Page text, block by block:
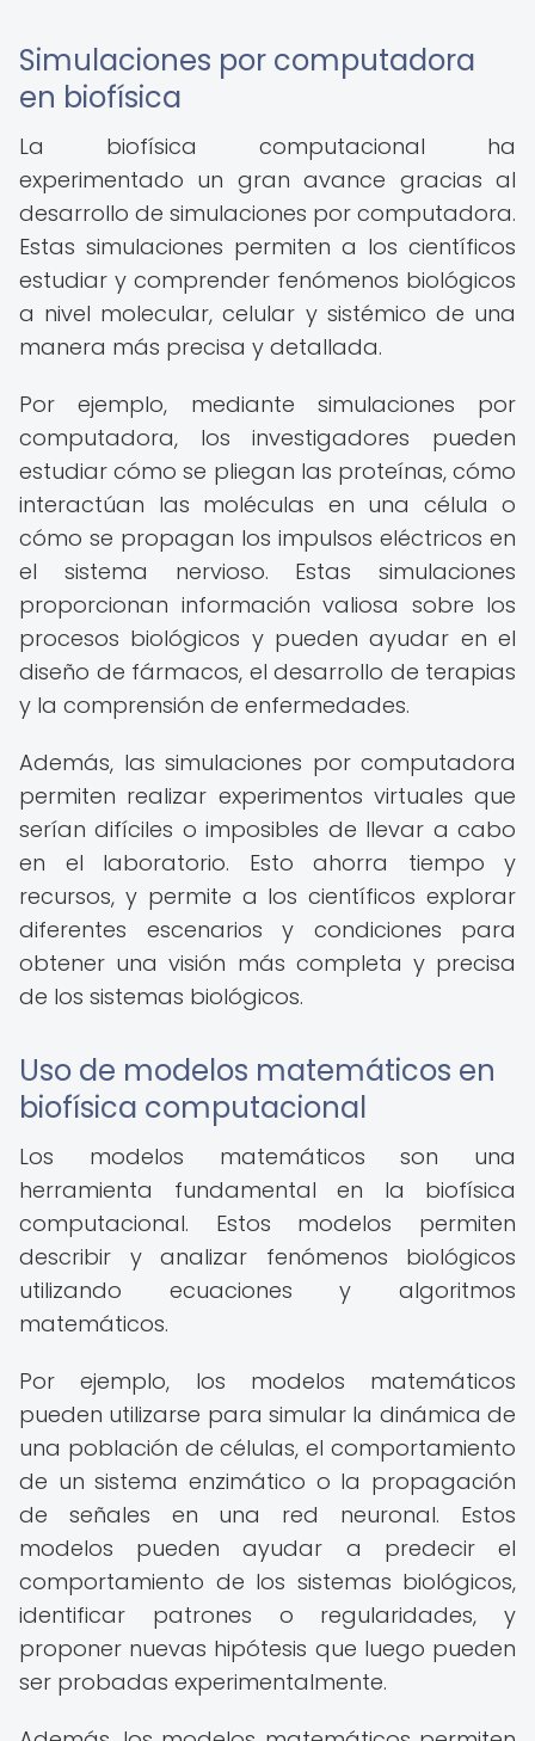
Simulaciones por computadora
en biofísica
La biofísica computacional ha
experimentado un gran avance gracias al
desarrollo de simulaciones por computadora.
Estas simulaciones permiten a los científicos
estudiar y comprender fenómenos biológicos
a nivel molecular, celular y sistémico de una
manera más precisa y detallada.
Por ejemplo, mediante simulaciones por
computadora, los investigadores pueden
estudiar cómo se pliegan las proteínas, cómo
interactúan las moléculas en una célula o
cómo se propagan los impulsos eléctricos en
el sistema nervioso. Estas simulaciones
proporcionan información valiosa sobre los
procesos biológicos y pueden ayudar en el
diseño de fármacos, el desarrollo de terapias
y la comprensión de enfermedades.
Además, las simulaciones por computadora
permiten realizar experimentos virtuales que
serían difíciles o imposibles de llevar a cabo
en el laboratorio. Esto ahorra tiempo y
recursos, y permite a los científicos explorar
diferentes escenarios y condiciones para
obtener una visión más completa y precisa
de los sistemas biológicos.
Uso de modelos matemáticos en
biofísica computacional
Los modelos matemáticos son una
herramienta fundamental en la biofísica
computacional. Estos modelos permiten
describir y analizar fenómenos biológicos
utilizando ecuaciones y algoritmos
matemáticos.
Por ejemplo, los modelos matemáticos
pueden utilizarse para simular la dinámica de
una población de células, el comportamiento
de un sistema enzimático o la propagación
de señales en una red neuronal. Estos
modelos pueden ayudar a predecir el
comportamiento de los sistemas biológicos,
identificar patrones o regularidades, y
proponer nuevas hipótesis que luego pueden
ser probadas experimentalmente.